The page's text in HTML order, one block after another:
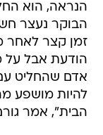
הנראה, הוא
הבוקר נעצר
זמן קצר לאחר
הודעת אבל על
אדם שהחליט
להיות מושפע
הבית", אמר